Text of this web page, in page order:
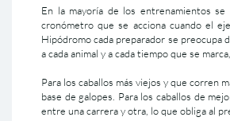
En la mayoría de los entrenamientos
cronómetro que se acciona cuando el
Hipódromo cada preparador se
a cada animal y a cada tiempo que se
Para los caballos más viejos y que corren
base de galopes. Para los caballos de
entre una carrera y otra, lo que obliga al